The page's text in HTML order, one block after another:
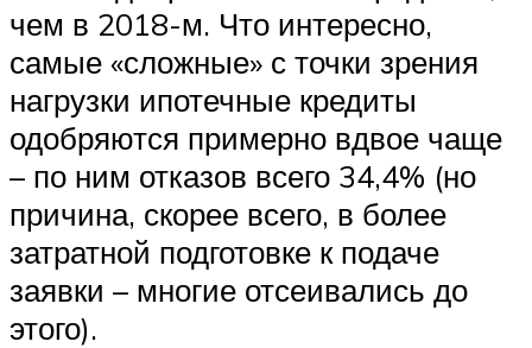
чем в 2018-м. Что интересно,
самые «сложные» с точки зрения
нагрузки ипотечные кредиты
одобряются примерно вдвое чаще
– по ним отказов всего 34,4% (но
причина, скорее всего, в более
затратной подготовке к подаче
заявки – многие отсеивались до
этого).